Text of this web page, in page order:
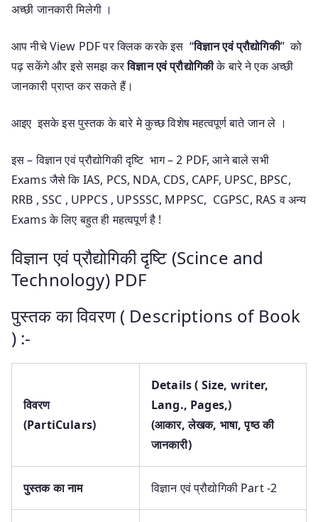
अच्छी जानकारी मिलेगी ।
आप नीचे View PDF पर क्लिक करके इस “विज्ञान एवं प्रौद्योगिकी” को
पढ़ सकेंगे और इसे समझ करविज्ञान एवं प्रौद्योगिकीके बारे ने एक अच्छी
जानकारी प्राप्त कर सकते हैं।
आइए इसके इस पुस्तक के बारे मे कुच्छ विशेष महत्वपूर्ण बाते जान ले ।
इस – विज्ञान एवं प्रौद्योगिकी दृष्टि भाग – 2 PDF, आने बाले सभी
Exams जैसे कि IAS, PCS, NDA, CDS, CAPF, UPSC, BPSC,
RRB , SSC , UPPCS , UPSSSC, MPPSC, CGPSC, RAS व अन्य
Exams के लिए बहुत ही महत्वपूर्ण है !
विज्ञान एवं प्रौद्योगिकी दृष्टि (Scince and
Technology) PDF
पुस्तक का विवरण ( Descriptions of Book
) :-
विवरण
(PartiCulars)
Details ( Size, writer,
Lang., Pages,)
(आकार,लेखक, भाषा,पृष्ठ की
जानकारी)
पुस्तक का नाम विज्ञान एवं प्रौद्योगिकी Part -2